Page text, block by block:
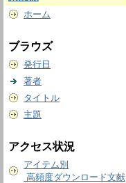
ホーム
ブラウズ
発行日
著者
タイトル
主題
アクセス状況
アイテム別
高頻度ダウンロード文献